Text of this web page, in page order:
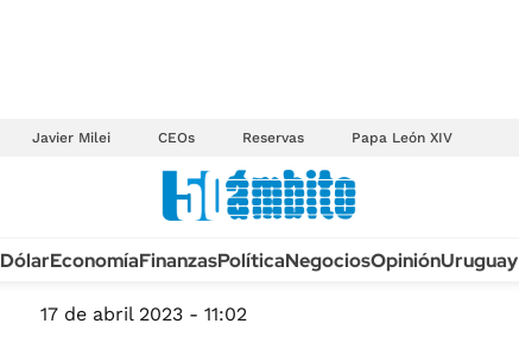
Javier Milei CEOs Reservas Papa León XIV
TECNOLOGÍA
MÉXICO
DólarEconomíaFinanzasPolíticaNegociosOpiniónUruguay
17 de abril 2023 - 11:02